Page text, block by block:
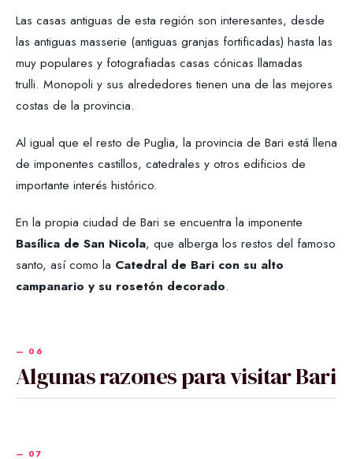
Las casas antiguas de esta región son interesantes, desde
las antiguas masserie (antiguas granjas fortificadas) hasta las
muy populares y fotografiadas casas cónicas llamadas
trulli. Monopoli y sus alrededores tienen una de las mejores
costas de la provincia.
Al igual que el resto de Puglia, la provincia de Bari está llena
de imponentes castillos, catedrales y otros edificios de
importante interés histórico.
En la propia ciudad de Bari se encuentra la imponente
Basílica de San Nicola, que alberga los restos del famoso
santo, así como la Catedral de Bari con su alto
campanario y su rosetón decorado.
Algunas razones para visitar Bari